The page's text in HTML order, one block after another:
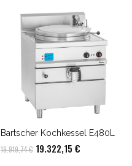
7.581,82 €7.354,37 €.
Bartscher Kochkessel E480L
19.919,74€ Ursprünglicher
19.322,15 €